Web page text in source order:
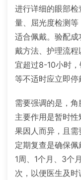
进行详细的眼部
量、屈光度检测
适合佩戴。验配
戴方法、护理流
宜超过8-10小时
等不适时应立即停
需要强调的是，
主要作用是暂时
果因人而异，且需
定期复查是确保
1周、1个月、3个
次，以便医生及时